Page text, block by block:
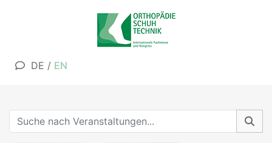
DE / EN